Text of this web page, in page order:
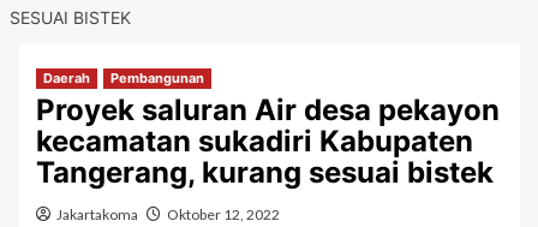
SESUAI BISTEK
Daerah Pembangunan
Proyek saluran Air desa pekayon
kecamatan sukadiri Kabupaten
Tangerang, kurang sesuai bistek
Jakartakoma Oktober 12, 2022